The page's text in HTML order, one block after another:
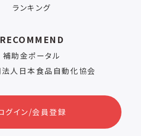
ランキング
RECOMMEND
補助金ポータル
人日本食品自動化協会
グイン/会員登録